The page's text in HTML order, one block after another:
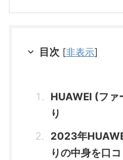
目次 [非表示]
HUAWEI (フ
り
2023年
りの中身を口コ